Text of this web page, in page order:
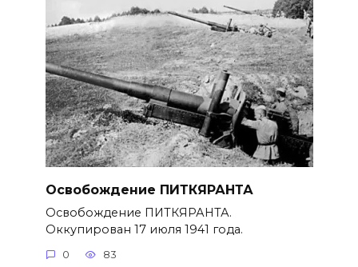
Освобождение ПИТКЯРАНТА
Освобождение ПИТКЯРАНТА.
Оккупирован 17 июля 1941 года.
0 83